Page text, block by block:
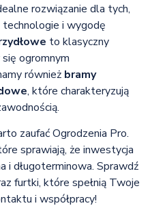
rozwiązanie dla tych,
i wygodę
to klasyczny
ogromnym
również bramy
, które charakteryzują
zaufać Ogrodzenia Pro.
sprawiają, że inwestycja
i długoterminowa. Sprawdź
furtki, które spełnią Twoje
i współpracy!